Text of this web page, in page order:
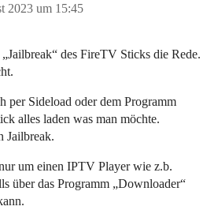
2023 um 15:45
des FireTV Sticks die Rede.
per Sideload oder dem Programm
alles laden was man möchte.
Jailbreak.
um einen IPTV Player wie z.b.
über das Programm „Downloader“